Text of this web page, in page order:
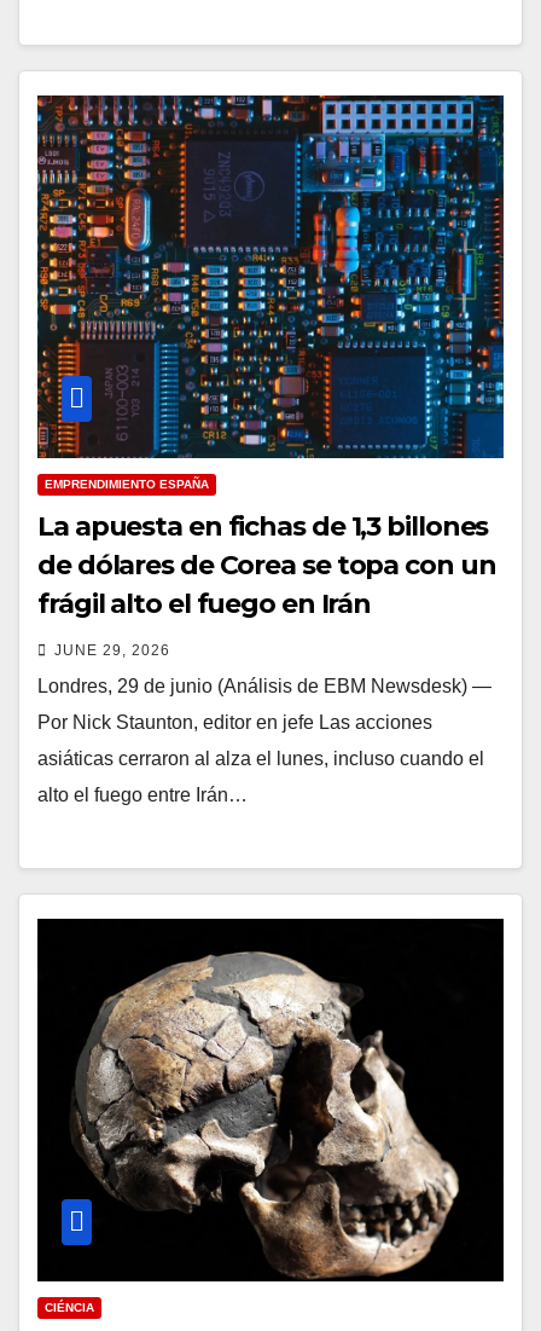
EMPRENDIMIENTO ESPAÑA
La apuesta en fichas de 1,3 billones
de dólares de Corea se topa con un
frágil alto el fuego en Irán
JUNE 29, 2026
Londres, 29 de junio (Análisis de EBM Newsdesk) —
Por Nick Staunton, editor en jefe Las acciones
asiáticas cerraron al alza el lunes, incluso cuando el
alto el fuego entre Irán…
CIÉNCIA